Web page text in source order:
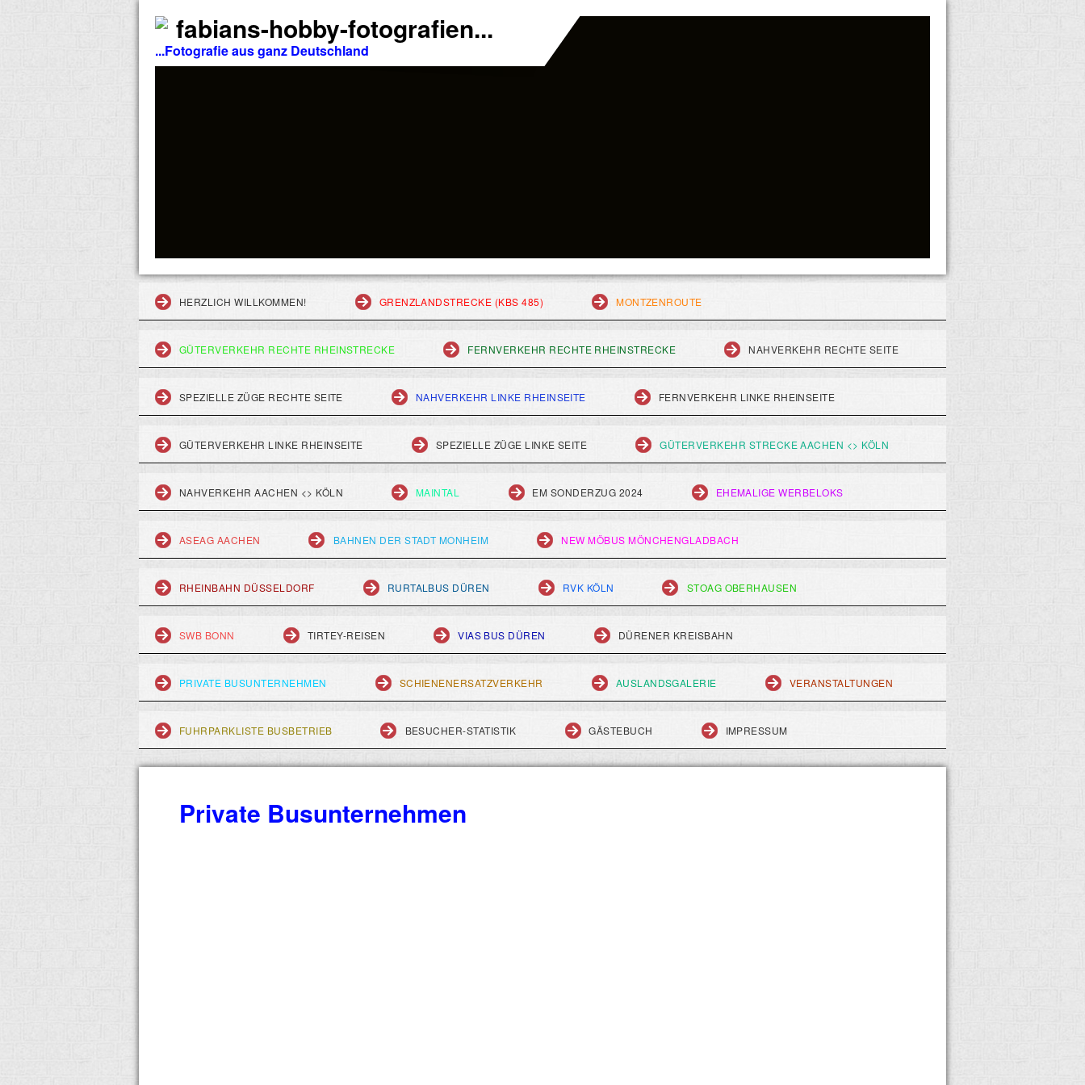
fabians-hobby-fotografien...
...Fotografie aus ganz Deutschland
HERZLICH WILLKOMMEN! GRENZLANDSTRECKE (KBS 485) MONTZENROUTE
GÜTERVERKEHR RECHTE RHEINSTRECKE FERNVERKEHR RECHTE RHEINSTRECKE NAHVERKEHR RECHTE SEITE
SPEZIELLE ZÜGE RECHTE SEITE NAHVERKEHR LINKE RHEINSEITE FERNVERKEHR LINKE RHEINSEITE
GÜTERVERKEHR LINKE RHEINSEITE SPEZIELLE ZÜGE LINKE SEITE GÜTERVERKEHR STRECKE AACHEN <> KÖLN
NAHVERKEHR AACHEN <> KÖLN MAINTAL EM SONDERZUG 2024 EHEMALIGE WERBELOKS
ASEAG AACHEN BAHNEN DER STADT MONHEIM NEW MÖBUS MÖNCHENGLADBACH
RHEINBAHN DÜSSELDORF RURTALBUS DÜREN RVK KÖLN STOAG OBERHAUSEN
SWB BONN TIRTEY-REISEN VIAS BUS DÜREN DÜRENER KREISBAHN
PRIVATE BUSUNTERNEHMEN SCHIENENERSATZVERKEHR AUSLANDSGALERIE VERANSTALTUNGEN
FUHRPARKLISTE BUSBETRIEB BESUCHER-STATISTIK GÄSTEBUCH IMPRESSUM
Private Busunternehmen